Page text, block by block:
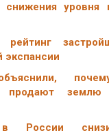
уровня
рейтинг
экспансии
продают землю
России